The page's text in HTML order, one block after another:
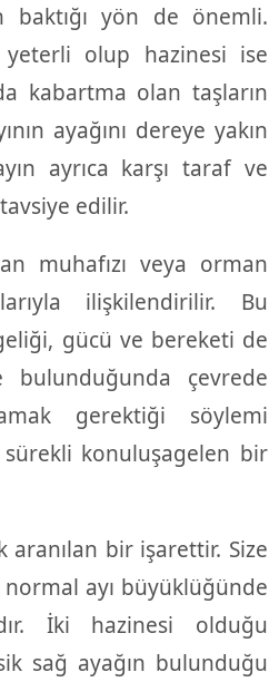
baktığı yön de önemli.
yeterli olup hazinesi ise
kabartma olan taşların
ayağını dereye yakın
ayrıca karşı taraf ve
edilir.
muhafızı veya orman
ilişkilendirilir. Bu
gücü ve bereketi de
bulunduğunda çevrede
gerektiği söylemi
sürekli konuluşagelen bir
aranılan bir işarettir. Size
ayı büyüklüğünde
İki hazinesi olduğu
sağ ayağın bulunduğu